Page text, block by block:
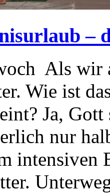
–
Als wir
Wie ist
Ja,
nur
intensiven